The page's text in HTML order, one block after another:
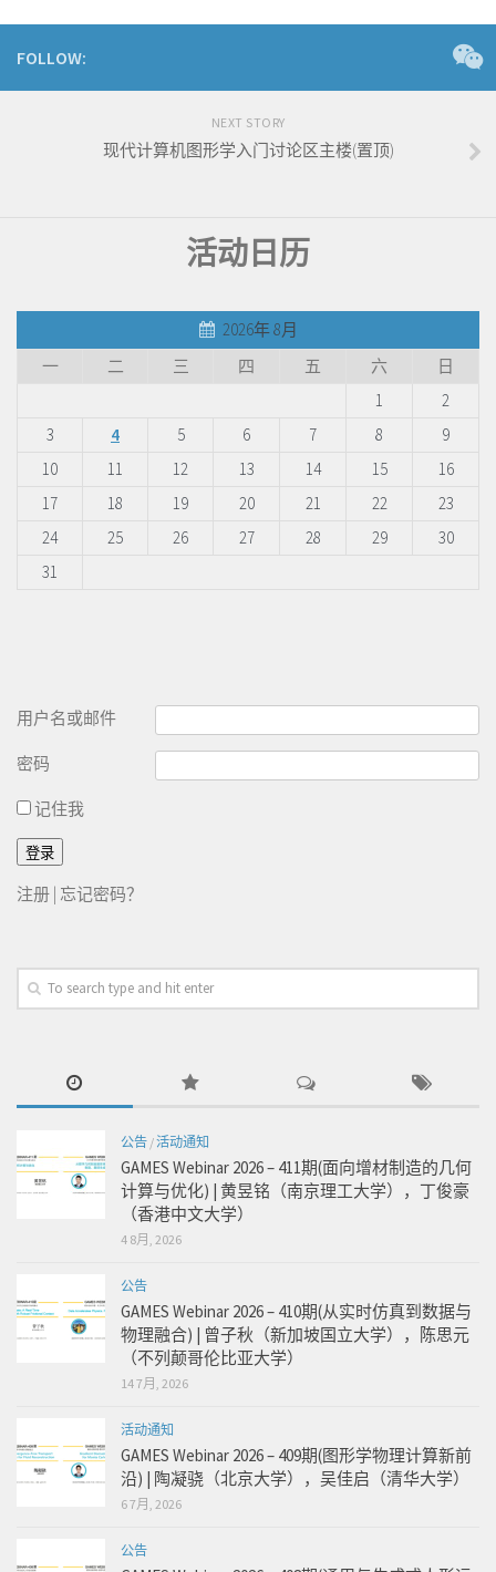
FOLLOW:
NEXT STORY
现代计算机图形学入门讨论区主楼(置顶)
活动日历
2026年 8月
一
二 三 四 五 六
日
1
2
3
4 5 6 7 8
9
10
11 12 13 14 15
16
17
18 19 20 21 22
23
24
25 26 27 28 29
30
31
用户名或邮件
密码
记住我
注册 | 忘记密码？
公告 /活动通知
GAMES Webinar 2026 – 411期(面向增材制造的几何
计算与优化) | 黄昱铭（南京理工大学），丁俊豪
（香港中文大学）
4 8月, 2026
公告
GAMES Webinar 2026 – 410期(从实时仿真到数据与
物理融合) | 曾子秋（新加坡国立大学），陈思元
（不列颠哥伦比亚大学）
14 7月, 2026
活动通知
GAMES Webinar 2026 – 409期(图形学物理计算新前
沿) | 陶凝骁（北京大学），吴佳启（清华大学）
6 7月, 2026
公告